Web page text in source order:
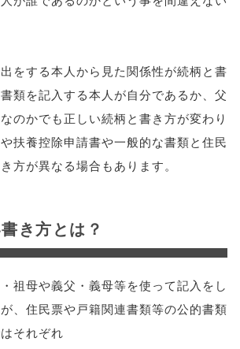
をする本人から見た関係性が続柄と書
類を記入する本人が自分であるか、父
のかでも正しい続柄と書き方が変わり
扶養控除申請書や一般的な書類と住民
方が異なる場合もあります。
き方とは？
祖母や義父・義母等を使って記入をし
、住民票や戸籍関連書類等の公的書類
それぞれ